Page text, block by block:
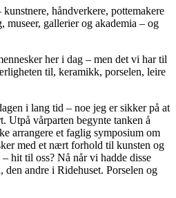
håndverkere, pottemakere
gallerier og akademia – og
her i dag – men det vi har til
til, keramikk, porselen, leire
i lang tid – noe jeg er sikker på at
Utpå vårparten begynte tanken å
arrangere et faglig symposium om
med et nært forhold til kunsten og
hit til oss? Nå når vi hadde disse
andre i Ridehuset. Porselen og